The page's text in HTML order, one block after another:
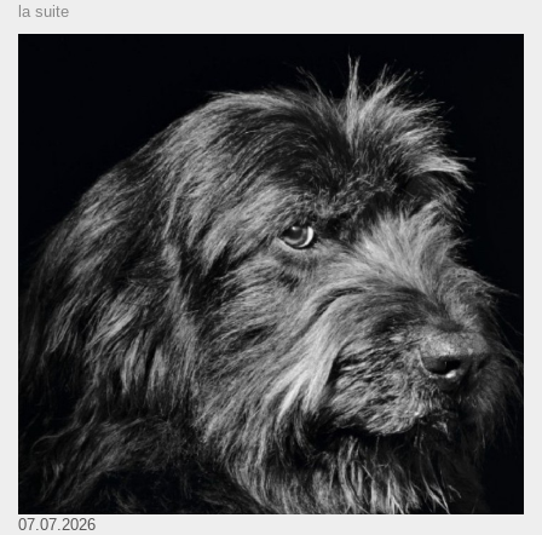
la suite
07.07.2026